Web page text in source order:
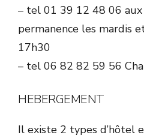
– tel 01 39 12 48 06
permanence les mardis
17h30
– tel 06 82 82 59 56
HEBERGEMENT
Il existe 2 types d’hôtel